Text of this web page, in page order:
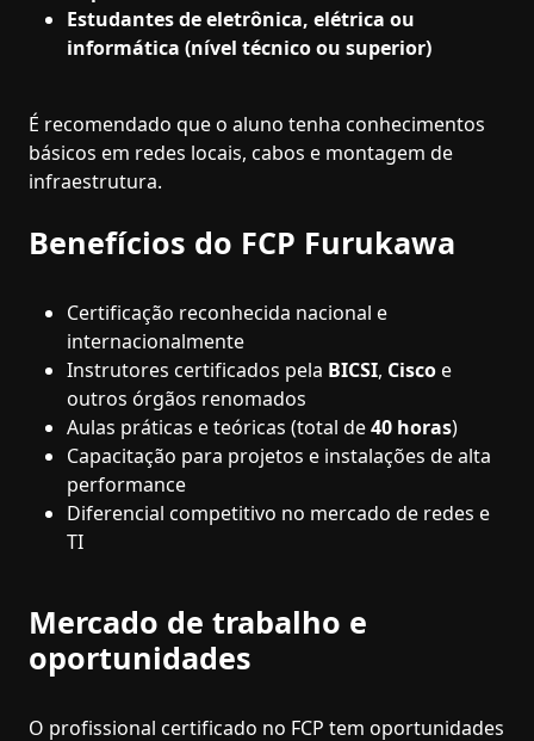
Estudantes de eletrônica, elétrica ou
informática (nível técnico ou superior)
É recomendado que o aluno tenha conhecimentos
básicos em redes locais, cabos e montagem de
infraestrutura.
Benefícios do FCP Furukawa
Certificação reconhecida nacional e
internacionalmente
Instrutores certificados pela BICSI, Ciscoe
outros órgãos renomados
Aulas práticas e teóricas (total de40 horas)
Capacitação para projetos e instalações de alta
performance
Diferencial competitivo no mercado de redes e
TI
Mercado de trabalho e
oportunidades
O profissional certificado no FCP tem oportunidades